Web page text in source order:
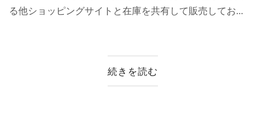
る他ショッピングサイトと在庫を共有して販売してお...
続きを読む